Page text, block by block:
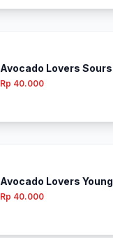
Avocado Lovers
Rp 40.000
Avocado Lovers
Rp 40.000